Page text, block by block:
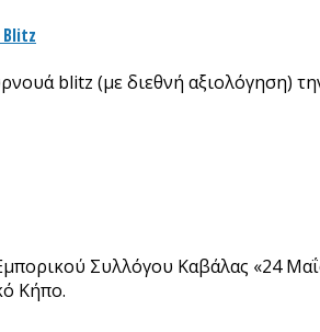
Blitz
blitz (με διεθνή αξιολόγηση)
Συλλόγου Καβάλας «24
Κήπο.